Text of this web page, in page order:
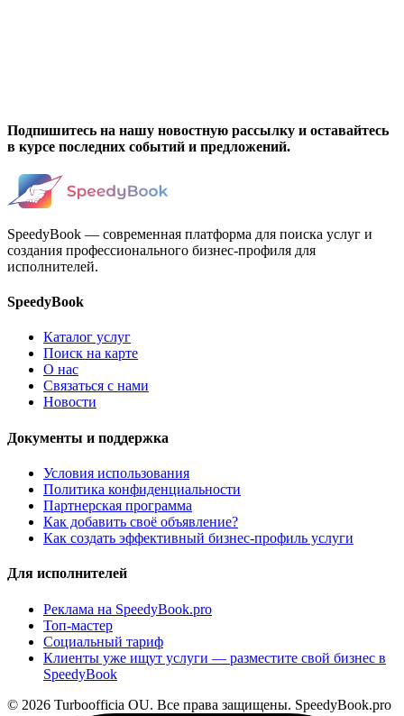
Подпишитесь на нашу новостную рассылку и оставайтесь
в курсе последних событий и предложений.
SpeedyBook — современная платформа для поиска услуг и
создания профессионального бизнес-профиля для
исполнителей.
SpeedyBook
Каталог услуг
Поиск на карте
О нас
Связаться с нами
Новости
Документы и поддержка
Условия использования
Политика конфиденциальности
Партнерская программа
Как добавить своё объявление?
Как создать эффективный бизнес-профиль услуги
Для исполнителей
Реклама на SpeedyBook.pro
Топ-мастер
Социальный тариф
Клиенты уже ищут услуги — разместите свой бизнес в
SpeedyBook
© 2026 Turboofficia OU. Все права защищены. SpeedyBook.pro